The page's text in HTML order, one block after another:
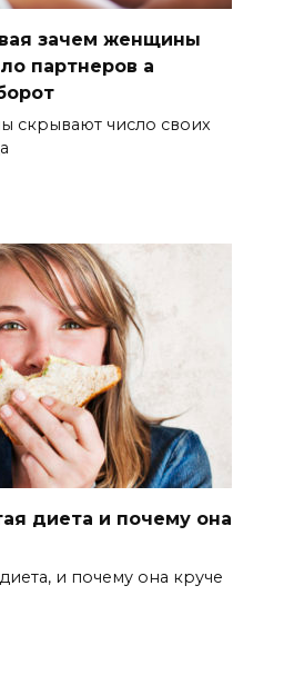
зачем женщины
партнеров а
скрывают число своих
диета и почему она
и почему она круче